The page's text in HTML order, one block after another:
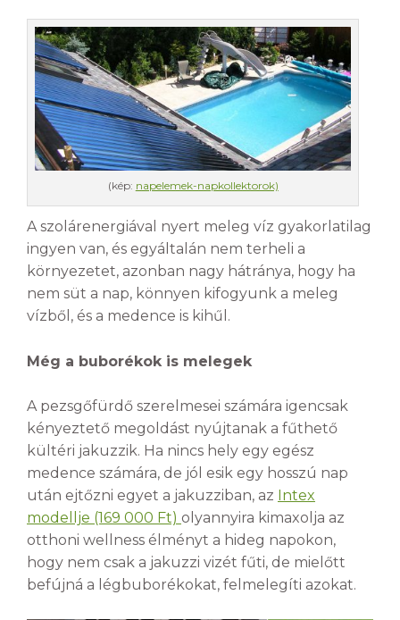
(kép: napelemek-napkollektorok)
A szolárenergiával nyert meleg víz gyakorlatilag
ingyen van, és egyáltalán nem terheli a
környezetet, azonban nagy hátránya, hogy ha
nem süt a nap, könnyen kifogyunk a meleg
vízből, és a medence is kihűl.
Még a buborékok is melegek
A pezsgőfürdő szerelmesei számára igencsak
kényeztető megoldást nyújtanak a fűthető
kültéri jakuzzik. Ha nincs hely egy egész
medence számára, de jól esik egy hosszú nap
után ejtőzni egyet a jakuzziban, az Intex
modellje (169 000 Ft) olyannyira kimaxolja az
otthoni wellness élményt a hideg napokon,
hogy nem csak a jakuzzi vizét fűti, de mielőtt
befújná a légbuborékokat, felmelegíti azokat.